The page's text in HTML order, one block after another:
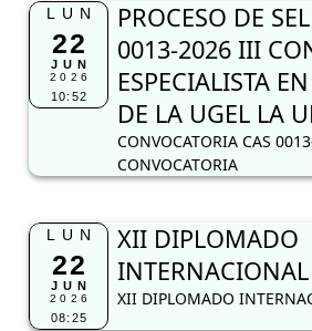
LUN
22
JUN
2026
10:52
PROCESO DE
0013-2026 III
ESPECIALISTA
DE LA UGEL LA
CONVOCATORIA CAS
CONVOCATORIA
LUN
22
JUN
2026
08:25
XII DIPLOMADO
XII DIPLOMADO